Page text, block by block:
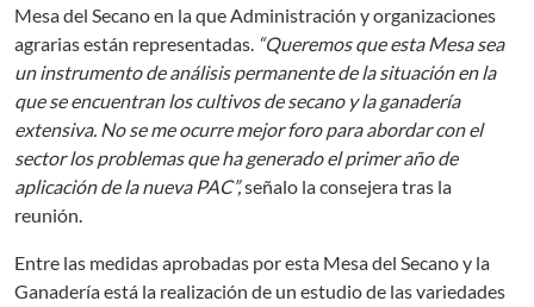
Mesa del Secano en la que Administración y organizaciones
agrarias están representadas. “Queremos que esta Mesa sea
un instrumento de análisis permanente de la situación en la
que se encuentran los cultivos de secano y la ganadería
extensiva. No se me ocurre mejor foro para abordar con el
sector los problemas que ha generado el primer año de
aplicación de la nueva PAC”,señalo la consejera tras la
reunión.
Entre las medidas aprobadas por esta Mesa del Secano y la
Ganadería está la realización de un estudio de las variedades